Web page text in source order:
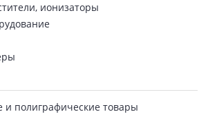
ионизаторы
и полиграфические товары